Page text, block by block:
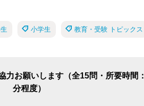
小学生 教育・受験 トピックス
力お願いします（全15問・所要時間
分程度）